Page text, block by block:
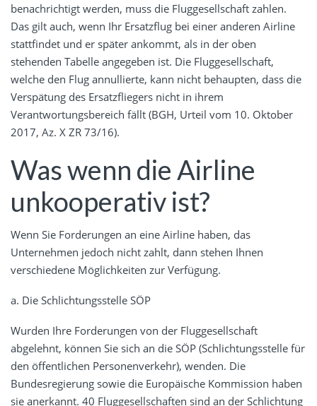
benachrichtigt werden, muss die Fluggesellschaft zahlen.
Das gilt auch, wenn Ihr Ersatzflug bei einer anderen Airline
stattfindet und er später ankommt, als in der oben
stehenden Tabelle angegeben ist. Die Fluggesellschaft,
welche den Flug annullierte, kann nicht behaupten, dass die
Verspätung des Ersatzfliegers nicht in ihrem
Verantwortungsbereich fällt (BGH, Urteil vom 10. Oktober
2017, Az. X ZR 73/16).
Was wenn die Airline
unkooperativ ist?
Wenn Sie Forderungen an eine Airline haben, das
Unternehmen jedoch nicht zahlt, dann stehen Ihnen
verschiedene Möglichkeiten zur Verfügung.
a. Die Schlichtungsstelle SÖP
Wurden Ihre Forderungen von der Fluggesellschaft
abgelehnt, können Sie sich an die SÖP (Schlichtungsstelle für
den öffentlichen Personenverkehr), wenden. Die
Bundesregierung sowie die Europäische Kommission haben
sie anerkannt. 40 Fluggesellschaften sind an der Schlichtung